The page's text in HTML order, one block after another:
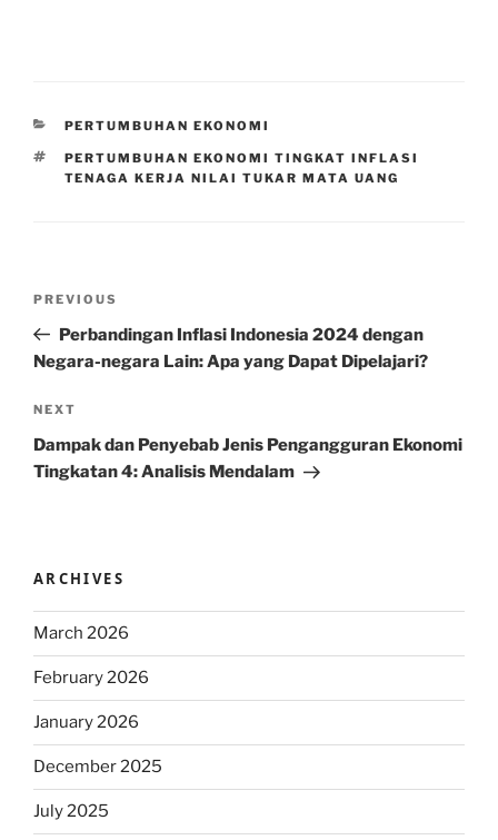
CATEGORIES
PERTUMBUHAN EKONOMI
TAGS
PERTUMBUHAN EKONOMI TINGKAT INFLASI
TENAGA KERJA NILAI TUKAR MATA UANG
Previous
Post
PREVIOUS
Perbandingan Inflasi Indonesia 2024 dengan
Negara-negara Lain: Apa yang Dapat Dipelajari?
Next
Post
NEXT
Dampak dan Penyebab Jenis Pengangguran Ekonomi
Tingkatan 4: Analisis Mendalam
ARCHIVES
March 2026
February 2026
January 2026
December 2025
July 2025